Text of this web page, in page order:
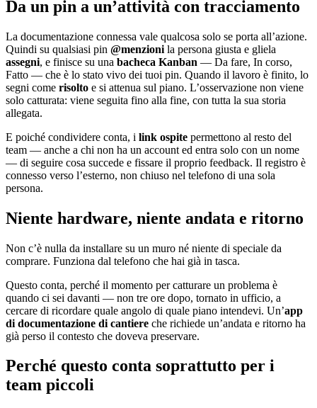
Da un pin a un’attività con tracciamento
La documentazione connessa vale qualcosa solo se porta all’azione.
Quindi su qualsiasi pin @menzioni la persona giusta e gliela
assegni, e finisce su una bacheca Kanban — Da fare, In corso,
Fatto — che è lo stato vivo dei tuoi pin. Quando il lavoro è finito, lo
segni come risolto e si attenua sul piano. L’osservazione non viene
solo catturata: viene seguita fino alla fine, con tutta la sua storia
allegata.
E poiché condividere conta, i link ospite permettono al resto del
team — anche a chi non ha un account ed entra solo con un nome
— di seguire cosa succede e fissare il proprio feedback. Il registro è
connesso verso l’esterno, non chiuso nel telefono di una sola
persona.
Niente hardware, niente andata e ritorno
Non c’è nulla da installare su un muro né niente di speciale da
comprare. Funziona dal telefono che hai già in tasca.
Questo conta, perché il momento per catturare un problema è
quando ci sei davanti — non tre ore dopo, tornato in ufficio, a
cercare di ricordare quale angolo di quale piano intendevi. Un’app
di documentazione di cantiere che richiede un’andata e ritorno ha
già perso il contesto che doveva preservare.
Perché questo conta soprattutto per i
team piccoli